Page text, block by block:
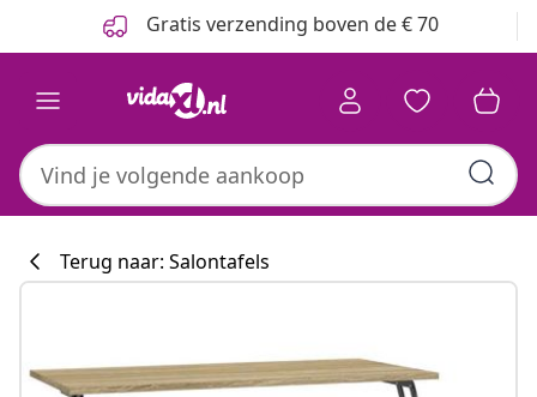
Gratis verzending boven de € 70
Terug naar: Salontafels